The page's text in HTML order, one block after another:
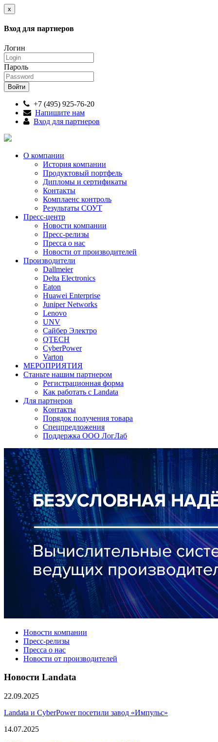
x
Вход для партнеров
Логин
Пароль
+7 (495) 925-76-20
Напишите нам
Вход для партнеров
О компании
История компании
Продуктовый портфель
Дипломы и сертификаты
Контакты
Комплаенс контроль
Результаты СОУТ
Пресс-центр
Новости компании
Пресс-релизы
Пресса о нас
Новости от производителей
Производители
Dallmeier
Delta Electronics
Eaton
Huawei Enterprise
Juniper Networks
Lenovo
UNV
Сайбер Электро
QTECH
CyberPower
Varton
МЕРОПРИЯТИЯ
Станьте нашим партнером
Регистрационная форма
Как работать с Landata
Для партнеров
Кoнтaкты
Порядок получения товара
Спецпредложения
Поддержка ООО ЛогЛаб
Новости компании
Пресс-релизы
Пресса о нас
Новости от производителей
Новости Landata
22.09.2025
Landata и CyberPower посетили завод «Импульс»
14.07.2025